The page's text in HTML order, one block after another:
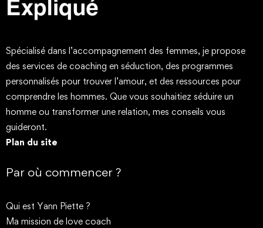
Spécialisé dans l’accompagnement des femmes, je propose
des services de coaching en séduction, des programmes
personnalisés pour trouver l’amour, et des ressources pour
comprendre les hommes. Que vous souhaitiez séduire un
homme ou transformer une relation, mes conseils vous
guideront.
Plan du site
Par où commencer ?
Qui est Yann Piette ?
Ma mission de love coach